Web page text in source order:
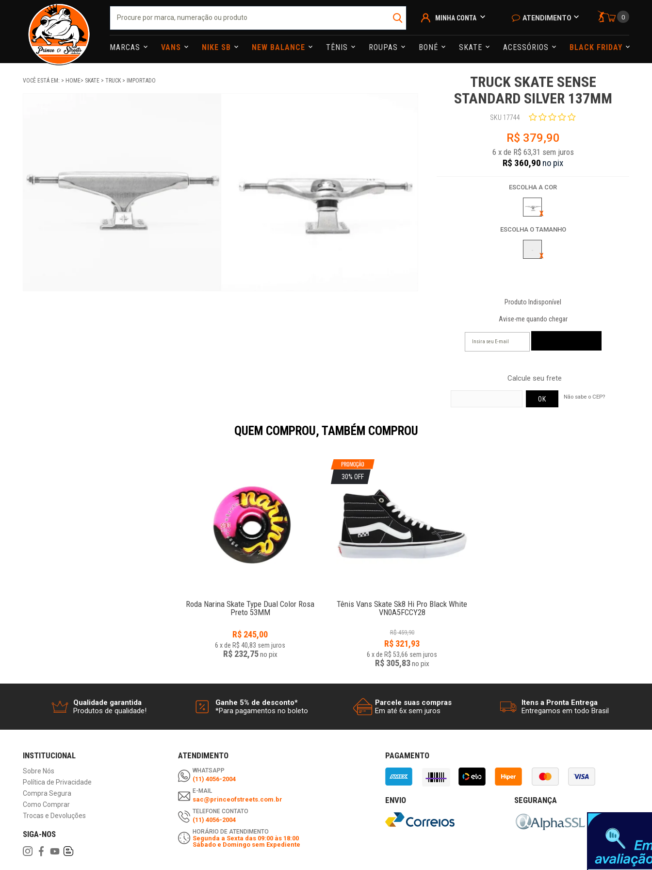
MINHA CONTA ATENDIMENTO 0
MARCAS VANS NIKE SB NEW BALANCE TÊNIS ROUPAS BONÉ SKATE ACESSÓRIOS BLACK FRIDAY
VOCÊ ESTÁ EM: HOME SKATE TRUCK IMPORTADO
TRUCK SKATE SENSE
STANDARD SILVER 137MM
SKU 17744
R$ 379,90
6 x de R$ 63,31 sem juros
R$ 360,90 no pix
ESCOLHA A COR
ESCOLHA O TAMANHO
-
Produto Indisponível
Avise-me quando chegar
Calcule seu frete
Não sabe o CEP?
QUEM COMPROU, TAMBÉM COMPROU
Roda Narina Skate Type Dual Color Rosa
Preto 53MM
R$ 245,00
6 xde R$ 40,83 sem juros
R$ 232,75no pix
30% OFF
Tênis Vans Skate Sk8 Hi Pro Black White
VN0A5FCCY28
R$ 459,90
R$ 321,93
6 xde R$ 53,66 sem juros
R$ 305,83no pix
Qualidade garantida
Produtos de qualidade!
Ganhe 5% de desconto*
*Para pagamentos no boleto
Parcele suas compras
Em até 6x sem juros
Itens a Pronta Entrega
Entregamos em todo Brasil
INSTITUCIONAL
Sobre Nós
Política de Privacidade
Compra Segura
Como Comprar
Trocas e Devoluções
SIGA-NOS
ATENDIMENTO
WHATSAPP
(11) 4056-2004
E-MAIL
sac@princeofstreets.com.br
TELEFONE CONTATO
(11) 4056-2004
HORÁRIO DE ATENDIMENTO
Segunda a Sexta das 09:00 às 18:00
Sábado e Domingo sem Expediente
PAGAMENTO
ENVIO SEGURANÇA